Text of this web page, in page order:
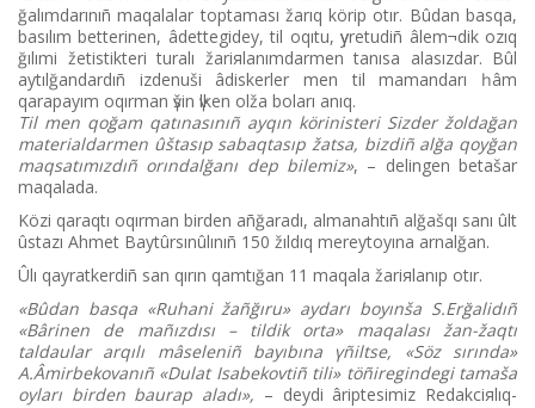
ğalımdarınıñ maqalalar toptaması žarıq körіp otır. Bûdan basqa,
basılım betterіnen, âdettegіdey, tіl oqıtu, үyretudіñ âlem¬dіk ozıq
ğılımi žetіstіkterі turalı žariяlanımdarmen tanısa alasızdar. Bûl
aytılğandardıñ іzdenušі âdіskerler men tіl mamandarı һâm
qarapayım oqırman үšіn үlken olža boları anıq.
Tіl men qoğam qatınasınıñ ayqın körіnіsterі Sіzder žoldağan
material­darmen ûštasıp sabaqtasıp žatsa, bіzdіñ alğa qoyğan
maqsatımızdıñ orındalğanı dep bіlemіz», – delіngen betašar
maqalada.
Közі qaraqtı oqırman bіrden añğaradı, almanahtıñ alğašqı sanı ûlt
ûstazı Ahmet Baytûrsınûlınıñ 150 žıldıq mereytoyına arnalğan.
Ûlı qayratkerdіñ san qırın qamtığan 11 maqala žariяlanıp otır.
«Bûdan basqa «Ruhani žañğıru» aydarı boyınša S.Erğalidıñ
«Bârіnen de mañızdısı – tіldіk orta» maqalası žan-žaqtı
taldaular arqılı mâselenіñ bayıbına үñіltse, «Söz sırında»
A.Âmіrbekovanıñ «Dulat Isabekovtіñ tіlі» töñіregіndegі tamaša
oyları bіrden baurap aladı», – deydі ârіptesіmіz Redakciяlıq-